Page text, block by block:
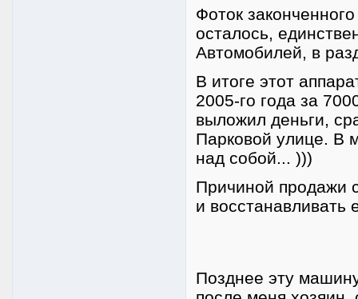
Фоток
осталось,
Автомобилей, в
В итоге этот
2005-го года за
выложил деньги,
Парковой улице. В
над собой... )))
Причиной продажи
и восстанавливать
Позднее эту